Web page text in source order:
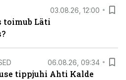
03.08.26, 12:00
toimub Läti
06.08.26, 09:34
tippjuhi Ahti Kalde